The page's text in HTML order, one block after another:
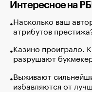
Интересное на
Насколько ваш
атрибутов
Казино проиграло.
разрушают
Выживают
избавляются от